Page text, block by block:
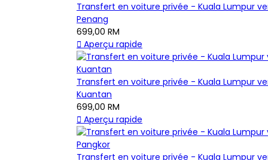
Transfert en voiture privée - Kuala Lumpur
Penang
699,00 RM
 Aperçu rapide
Transfert en voiture privée - Kuala Lumpur
Kuantan
699,00 RM
 Aperçu rapide
Transfert en voiture privée - Kuala Lumpur